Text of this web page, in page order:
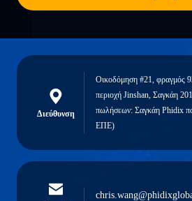
Διεύθυνση
Οικοδόμηση #21, φραγμός
περιοχή Jinshan, Σαγκάη
πωλήσεων: Σαγκάη Phidix
ΕΠΕ)